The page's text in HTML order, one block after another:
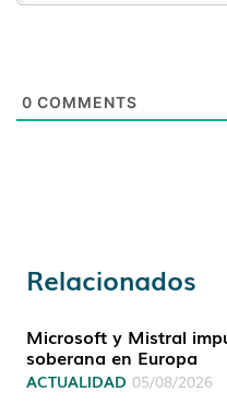
0 COMMENTS
Relacionados
Microsoft y Mistral
soberana en Europa
ACTUALIDAD 05/08/2026